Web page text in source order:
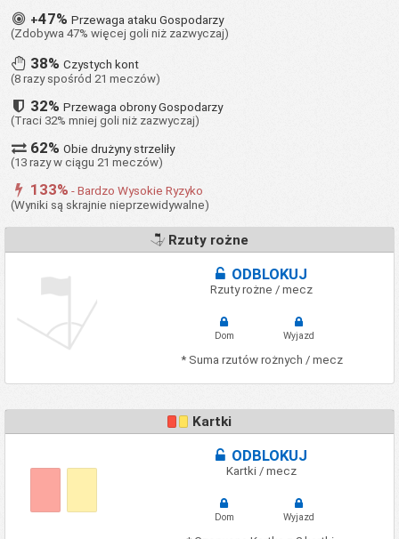
+47% Przewaga ataku Gospodarzy
(Zdobywa 47% więcej goli niż zazwyczaj)
38%Czystych kont
(8 razy spośród 21 meczów)
32%Przewaga obrony Gospodarzy
(Traci 32% mniej goli niż zazwyczaj)
62%Obie drużyny strzeliły
(13 razy w ciągu 21 meczów)
133% - Bardzo Wysokie Ryzyko
(Wyniki są skrajnie nieprzewidywalne)
Rzuty rożne
ODBLOKUJ
Rzuty rożne / mecz
Dom Wyjazd
* Suma rzutów rożnych / mecz
Kartki
ODBLOKUJ
Kartki / mecz
Dom Wyjazd